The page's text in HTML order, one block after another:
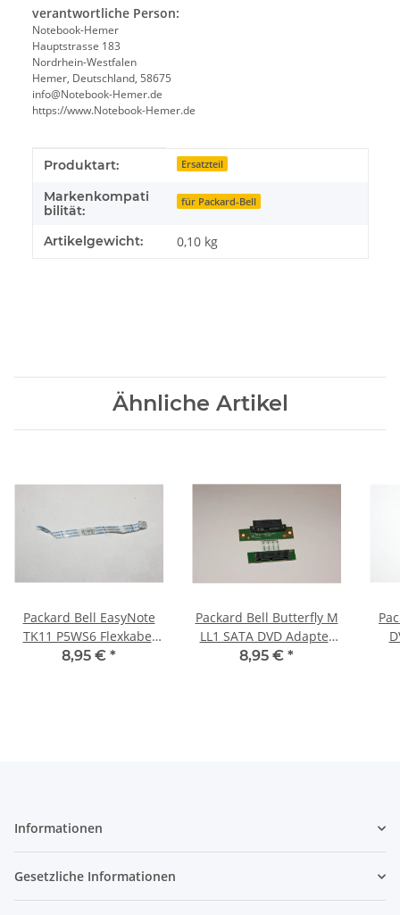
verantwortliche Person:
Notebook-Hemer
Hauptstrasse 183
Nordrhein-Westfalen
Hemer, Deutschland, 58675
info@Notebook-Hemer.de
https://www.Notebook-Hemer.de
Produkteigenschaft
Wert
Produktart: Ersatzteil
Markenkompati
bilität:
für Packard-Bell
Artikelgewicht: 0,10 kg
Ähnliche Artikel
Packard Bell EasyNote
TK11 P5WS6 Flexkabel
für das Touchpad
8,95 € *
Packard Bell Butterfly M
LL1 SATA DVD Adapter
Connector SIM52-ODD
8,95 € *
Informationen
Gesetzliche Informationen